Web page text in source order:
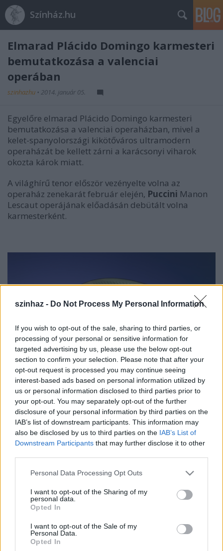
szinhaz - Do Not Process My Personal Information
If you wish to opt-out of the sale, sharing to third parties, or
processing of your personal or sensitive information for
targeted advertising by us, please use the below opt-out
section to confirm your selection. Please note that after your
opt-out request is processed you may continue seeing
interest-based ads based on personal information utilized by
us or personal information disclosed to third parties prior to
your opt-out. You may separately opt-out of the further
disclosure of your personal information by third parties on the
IAB’s list of downstream participants. This information may
also be disclosed by us to third parties on the IAB’s List of
Downstream Participants that may further disclose it to other
Please note that this website/app uses one or more Google
not limited to your visit or usage behaviour. You may click to
grant or deny consent to Google and its third-party tags to
use your data for below specified purposes in below Google
consent section.
Personal Data Processing Opt Outs
I want to opt-out of the Sharing of my
personal data.
Opted In
I want to opt-out of the Sale of my
Personal Data.
Opted In
Színház.hu
Elmarad Plácido Domingo karmesteri
bemutatkozása a valenciai
operában
szinhazhu • 2014. január 05.
Egyelőre elmarad Plácido Domingo karmesteri
bemutatkozása a valenciai operaházban, mivel a
kelet-spanyolországi kikötőváros ultramodern
operaházát be kellett zárni a karácsonyi viharok
okozta károk miatt.
A világhírű tenor először vezényelte volna az
operaház zenekarát február elején, Puccini Manon
Lescaut operájának előadásán debütált volna
karmesterként.
Santiago Calatravasztárépítész tervezte épület
kerámia díszítőelemeinek egy része a decemberi
heves viharban lehullott a tetőről, ezért a tartományi
kormányzat elrendelte a Palau de Les Arts Reina
Sofia bezárását. A kormányzat és Helga Schmidt, az
abban, hogy Domingo bemutatkozását
meghatározatlan ideig elnapolják - írták a csütörtöki